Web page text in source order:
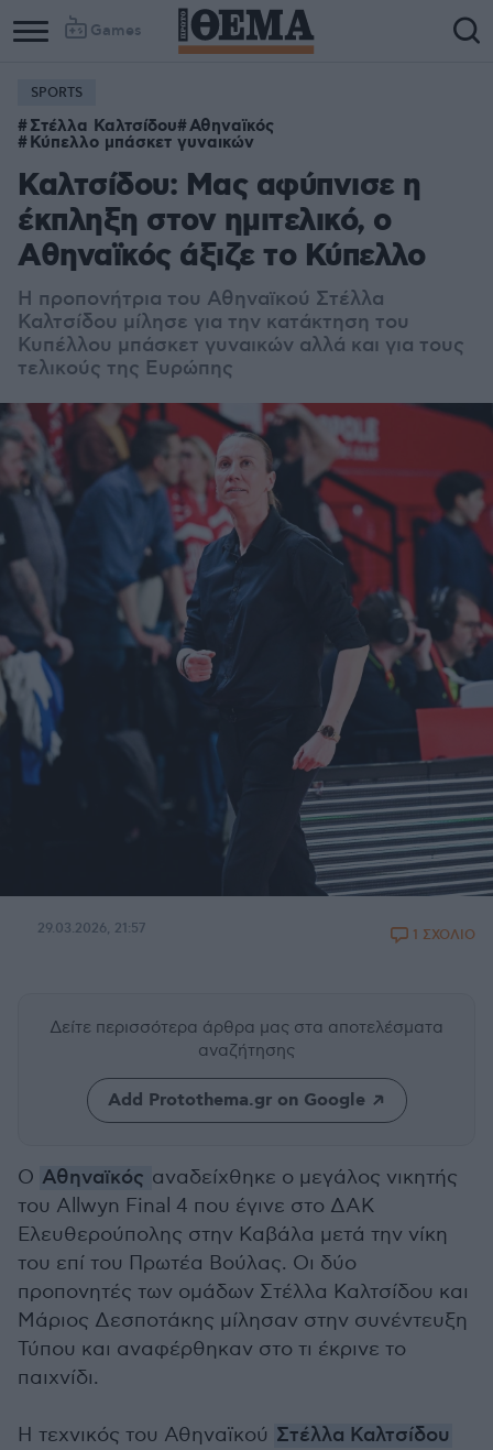
Games
SPORTS
Στέλλα Καλτσίδου Αθηναϊκός
Κύπελλο μπάσκετ γυναικών
Καλτσίδου: Μας αφύπνισε η
έκπληξη στον ημιτελικό, ο
Αθηναϊκός άξιζε το Κύπελλο
Η προπονήτρια του Αθηναϊκού Στέλλα
Καλτσίδου μίλησε για την κατάκτηση του
Κυπέλλου μπάσκετ γυναικών αλλά και για τους
τελικούς της Ευρώπης
29.03.2026, 21:57 1 ΣΧΟΛΙΟ
Δείτε περισσότερα άρθρα μας στα αποτελέσματα
αναζήτησης
Add Protothema.gr on Google
Ο Αθηναϊκός αναδείχθηκε ο μεγάλος νικητής
του Allwyn Final 4 που έγινε στο ΔΑΚ
Ελευθερούπολης στην Καβάλα μετά την νίκη
του επί του Πρωτέα Βούλας. Οι δύο
προπονητές των ομάδων Στέλλα Καλτσίδου και
Μάριος Δεσποτάκης μίλησαν στην συνέντευξη
Τύπου και αναφέρθηκαν στο τι έκρινε το
παιχνίδι.
Η τεχνικός του Αθηναϊκού Στέλλα Καλτσίδου